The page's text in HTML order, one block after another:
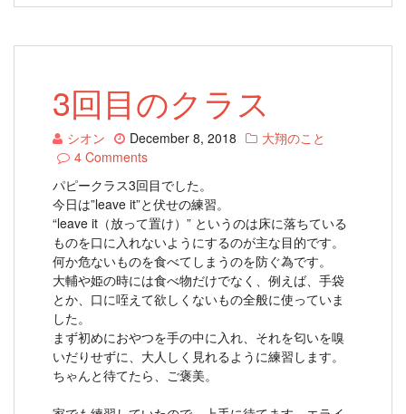
3回目のクラス
シオン December 8, 2018
大翔のこと
4 Comments
パピークラス3回目でした。
今日は”leave it”と伏せの練習。
“leave it（放って置け）” というのは床に落ちている
ものを口に入れないようにするのが主な目的です。
何か危ないものを食べてしまうのを防ぐ為です。
大輔や姫の時には食べ物だけでなく、例えば、手袋
とか、口に咥えて欲しくないもの全般に使っていま
した。
まず初めにおやつを手の中に入れ、それを匂いを嗅
いだりせずに、大人しく見れるように練習します。
ちゃんと待てたら、ご褒美。